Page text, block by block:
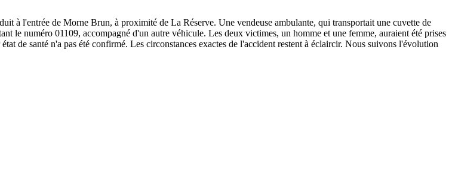
à l'entrée de Morne Brun, à proximité de La Réserve. Une vendeuse ambulante, qui transportait une cuvette de
le numéro 01109, accompagné d'un autre véhicule. Les deux victimes, un homme et une femme, auraient été prises
de santé n'a pas été confirmé. Les circonstances exactes de l'accident restent à éclaircir. Nous suivons l'évolution